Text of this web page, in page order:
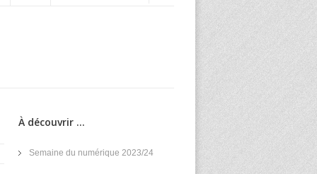
À découvrir ...
Semaine du numérique 2023/24